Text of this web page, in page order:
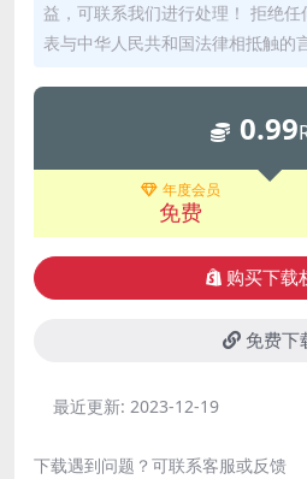
益，可联系我们进行处理！ 拒绝
表与中华人民共和国法律相抵触的
0.99
年度会员
免费
购买下载
免费下
最近更新: 2023-12-19
下载遇到问题？可联系客服或反馈